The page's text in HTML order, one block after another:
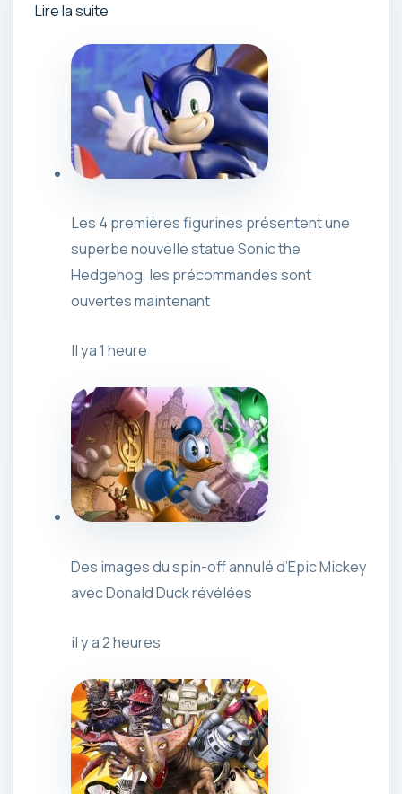
Lire la suite
Les 4 premières figurines présentent une
superbe nouvelle statue Sonic the
Hedgehog, les précommandes sont
ouvertes maintenant
Il ya 1 heure
Des images du spin-off annulé d’Epic Mickey
avec Donald Duck révélées
il y a 2 heures